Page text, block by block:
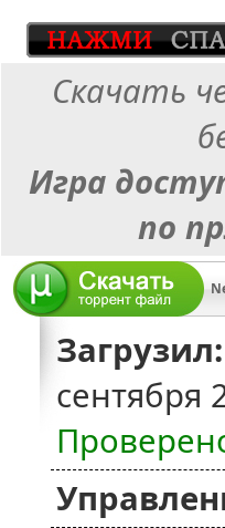
Скачать
Игра
по
Загрузил:
сентября